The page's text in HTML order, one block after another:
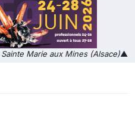
Marie aux Mines (Alsace)▲